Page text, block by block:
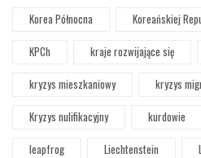
Korea Północna
Koreańskiej
KPCh
kraje rozwijające się
kryzys mieszkaniowy
kryzys
Kryzys nulifikacyjny
kurdowie
leapfrog
Liechtenstein